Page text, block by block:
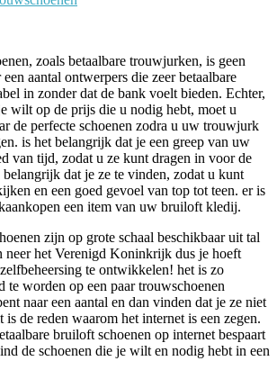
zoals betaalbare trouwjurken, is geen
aantal ontwerpers die zeer betaalbare
in zonder dat de bank voelt bieden. Echter,
wilt op de prijs die u nodig hebt, moet u
de perfecte schoenen zodra u uw trouwjurk
is het belangrijk dat je een greep van uw
van tijd, zodat u ze kunt dragen in voor de
dat je ze te vinden, zodat u kunt
en een goed gevoel van top tot teen. er is
een item van uw bruiloft kledij.
zijn op grote schaal beschikbaar uit tal
neer het Verenigd Koninkrijk dus je hoeft
te ontwikkelen! het is zo
worden op een paar trouwschoenen
naar een aantal en dan vinden dat je ze niet
de reden waarom het internet is een zegen.
bruiloft schoenen op internet bespaart
de schoenen die je wilt en nodig hebt in een